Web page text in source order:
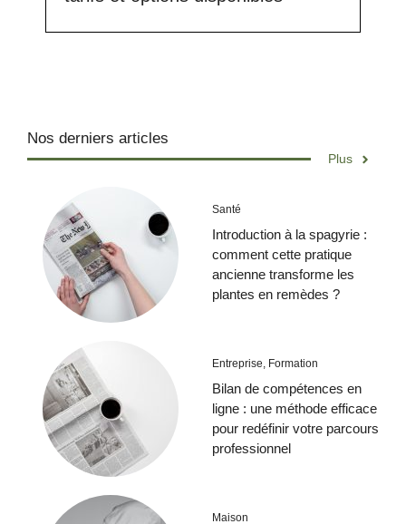
Nos derniers articles
Plus
Santé
Introduction à la spagyrie :
comment cette pratique
ancienne transforme les
plantes en remèdes ?
Entreprise, Formation
Bilan de compétences en
ligne : une méthode efficace
pour redéfinir votre parcours
professionnel
Maison